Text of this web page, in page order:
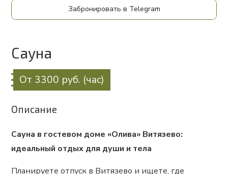
Забронировать в Telegram
Сауна
От 3300 руб. (час)
Описание
Сауна в гостевом доме «Олива» Витязево:
идеальный отдых для души и тела
Планируете отпуск в Витязево и ищете, где